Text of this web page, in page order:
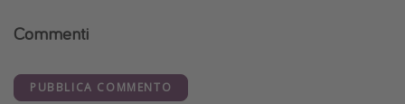
Commenti
PUBBLICA COMMENTO